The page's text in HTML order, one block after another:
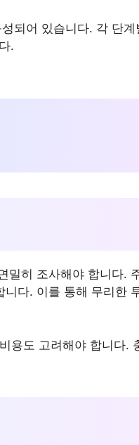
되어 있습니다. 각 단계
.
밀히 조사해야 합니다.
니다. 이를 통해 무리한
용도 고려해야 합니다.